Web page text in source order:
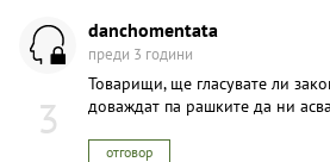
3
danchomentata
преди 3 години
Товарищи, ще гласувате ли
доваждат па рашките да ни
отговор